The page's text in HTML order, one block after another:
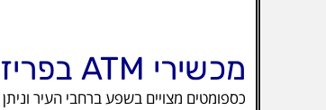
מכשירי ATM בפריז
כספומטים מצויים בשפע ברחבי העיר וניתן